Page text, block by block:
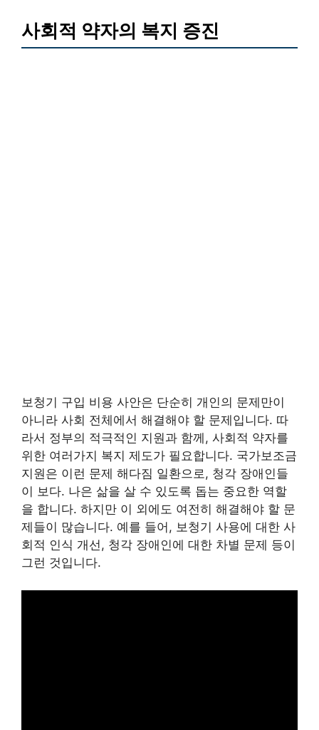
사회적 약자의 복지 증진
보청기 구입 비용 사안은 단순히 개인의 문제만이
아니라 사회 전체에서 해결해야 할 문제입니다. 따
라서 정부의 적극적인 지원과 함께, 사회적 약자를
위한 여러가지 복지 제도가 필요합니다. 국가보조금
지원은 이런 문제 해다짐 일환으로, 청각 장애인들
이 보다. 나은 삶을 살 수 있도록 돕는 중요한 역할
을 합니다. 하지만 이 외에도 여전히 해결해야 할 문
제들이 많습니다. 예를 들어, 보청기 사용에 대한 사
회적 인식 개선, 청각 장애인에 대한 차별 문제 등이
그런 것입니다.